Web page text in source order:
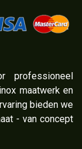
professioneel
maatwerk en
bieden we
- van concept